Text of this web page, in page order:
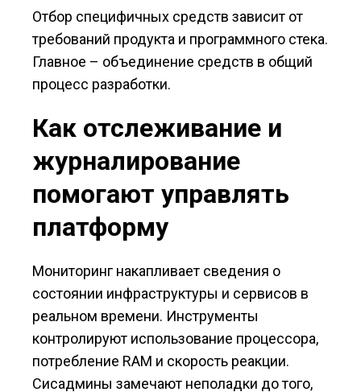
Отбор специфичных средств зависит от
требований продукта и программного стека.
Главное – объединение средств в общий
процесс разработки.
Как отслеживание и
журналирование
помогают управлять
платформу
Мониторинг накапливает сведения о
состоянии инфраструктуры и сервисов в
реальном времени. Инструменты
контролируют использование процессора,
потребление RAM и скорость реакции.
Сисадмины замечают неполадки до того,